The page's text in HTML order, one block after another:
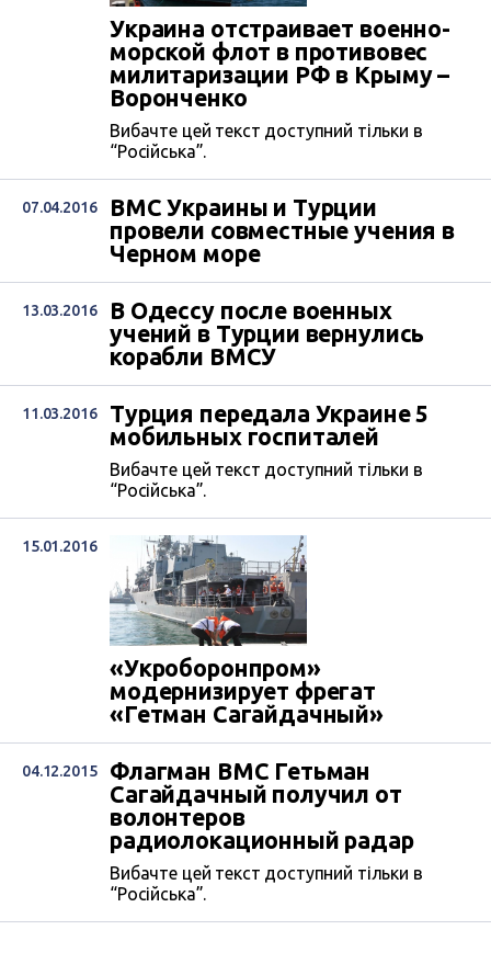
Украина отстраивает военно-
морской флот в противовес
милитаризации РФ в Крыму –
Воронченко
Вибачте цей текст доступний тільки в
“Російська”.
07.04.2016
ВМС Украины и Турции
провели совместные учения в
Черном море
13.03.2016
В Одессу после военных
учений в Турции вернулись
корабли ВМСУ
11.03.2016
Турция передала Украине 5
мобильных госпиталей
Вибачте цей текст доступний тільки в
“Російська”.
15.01.2016
«Укроборонпром»
модернизирует фрегат
«Гетман Сагайдачный»
04.12.2015
Флагман ВМС Гетьман
Сагайдачный получил от
волонтеров
радиолокационный радар
Вибачте цей текст доступний тільки в
“Російська”.